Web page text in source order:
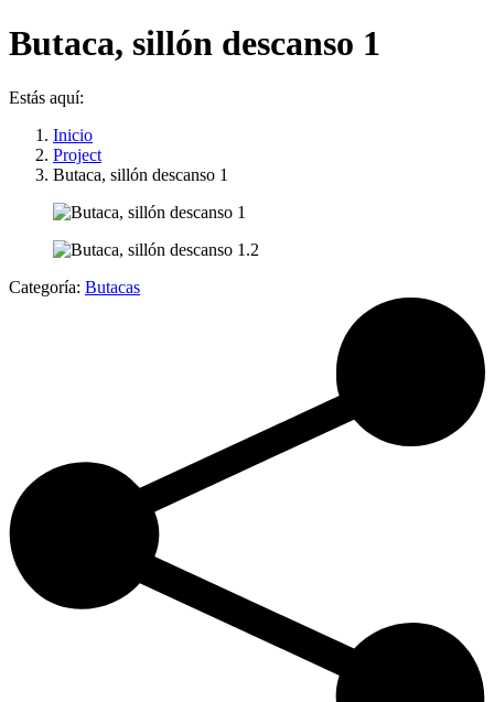
Butaca, sillón descanso 1
Estás aquí:
Inicio
Project
Butaca, sillón descanso 1
Categoría: Butacas